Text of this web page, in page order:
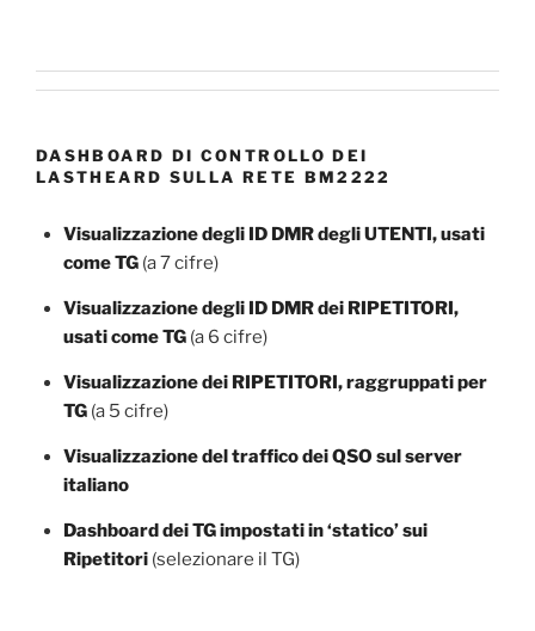
DASHBOARD DI CONTROLLO DEI
LASTHEARD SULLA RETE BM2222
Visualizzazione degli ID DMR degli UTENTI, usati
come TG(a 7 cifre)
Visualizzazione degli ID DMR dei RIPETITORI,
usati come TG(a 6 cifre)
Visualizzazione dei RIPETITORI, raggruppati per
TG(a 5 cifre)
Visualizzazione del traffico dei QSO sul server
italiano
Dashboard dei TG impostati in ‘statico’ sui
Ripetitori(selezionare il TG)